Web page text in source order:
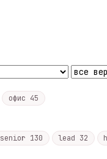
офис 45
senior 130 lead 32